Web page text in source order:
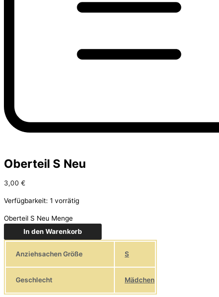
Oberteil S Neu
3,00 €
Verfügbarkeit: 1 vorrätig
Oberteil S Neu Menge
In den Warenkorb
Anziehsachen Größe S
Geschlecht Mädchen